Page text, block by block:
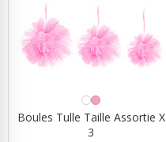
Boules Tulle Taille Assortie X
3